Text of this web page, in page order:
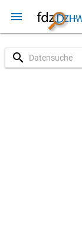
menu
search